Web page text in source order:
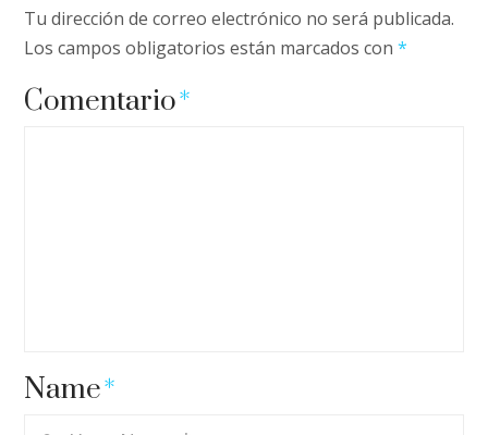
Tu dirección de correo electrónico no será publicada.
Los campos obligatorios están marcados con*
Comentario*
Name*